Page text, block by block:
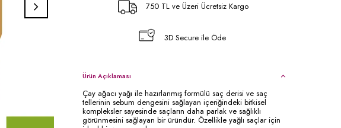
750 TL ve Üzeri Ücretsiz Kargo
3D Secure ile Öde
Ürün Açıklaması
Çay ağacı yağı ile hazırlanmış formülü saç derisi ve saç
tellerinin sebum dengesini sağlayan içeriğindeki bitkisel
kompleksler sayesinde saçların daha parlak ve sağlıklı
görünmesini sağlayan bir üründür. Özellikle yağlı saçlar için